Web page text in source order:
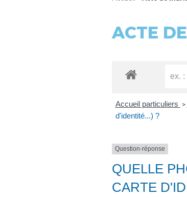
ACTE
Accueil particuliers >
d'identité...) ?
Question-réponse
QUELLE
CARTE